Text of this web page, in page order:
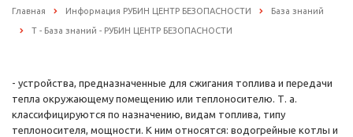
Главная Информация РУБИН ЦЕНТР БЕЗОПАСНОСТИ База знаний
Т - База знаний - РУБИН ЦЕНТР БЕЗОПАСНОСТИ
- устройства, предназначенные для сжигания топлива и передачи
тепла окружающему помещению или теплоносителю. Т. а.
классифицируются по назначению, видам топлива, типу
теплоносителя, мощности. К ним относятся: водогрейные котлы и